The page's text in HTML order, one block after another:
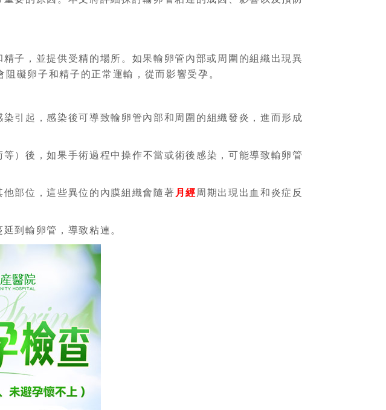
子，並提供受精的場所。如果輸卵管內部或周圍的組織出現異
礙卵子和精子的正常運輸，從而影響受孕。
引起，感染後可導致輸卵管內部和周圍的組織發炎，進而形成
等）後，如果手術過程中操作不當或術後感染，可能導致輸卵管
部位，這些異位的內膜組織會隨著 月經 周期出現出血和炎症反
到輸卵管，導致粘連。